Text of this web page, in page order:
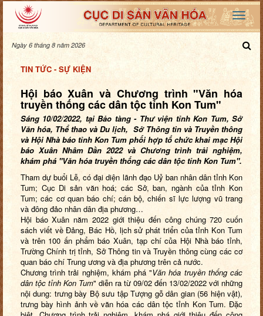
Ngày 6 tháng 8 năm 2026
TIN TỨC - SỰ KIỆN
Hội báo Xuân và Chương trình "Văn hóa
truyền thống các dân tộc tỉnh Kon Tum"
Sáng 10/02/2022, tại Bảo tàng - Thư viện tỉnh Kon Tum, Sở
Văn hóa, Thể thao và Du lịch, Sở Thông tin và Truyền thông
và Hội Nhà báo tỉnh Kon Tum phối hợp tổ chức khai mạc Hội
báo Xuân Nhâm Dần 2022 và Chương trình trải nghiệm,
khám phá "Văn hóa truyền thống các dân tộc tỉnh Kon Tum".
Tham dự buổi Lễ, có đại diện lãnh đạo Uỷ ban nhân dân tỉnh Kon
Tum; Cục Di sản văn hoá; các Sở, ban, ngành của tỉnh Kon
Tum; các cơ quan báo chí; cán bộ, chiến sĩ lực lượng vũ trang
và đông đảo nhân dân địa phương…
Hội báo Xuân năm 2022 giới thiệu đến công chúng 720 cuốn
sách viết về Đảng, Bác Hồ, lịch sử phát triển của tỉnh Kon Tum
và trên 100 ấn phẩm báo Xuân, tạp chí của Hội Nhà báo tỉnh,
Trường Chính trị tỉnh, Sở Thông tin và Truyền thông cùng các cơ
quan báo chí Trung ương và địa phương trên cả nước.
Chương trình trải nghiệm, khám phá "Văn hóa truyền thống các
dân tộc tỉnh Kon Tum" diễn ra từ 09/02 đến 13/02/2022 với những
nội dung: trưng bày Bộ sưu tập Tượng gỗ dân gian (56 hiện vật),
trưng bày hình ảnh về văn hóa các dân tộc tỉnh Kon Tum. Đặc